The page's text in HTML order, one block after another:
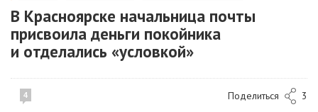
В Красноярске начальница почты
присвоила деньги покойника
и отделались «условкой»
4 Поделиться 3